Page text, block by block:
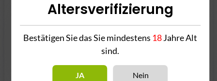
Al Fakher Pod 2er
20mg
7,50 € 7,50 €
Altersverifizierung
Bestätigen Sie das Sie mindestens 18Jahre Alt
sind.
JA Nein